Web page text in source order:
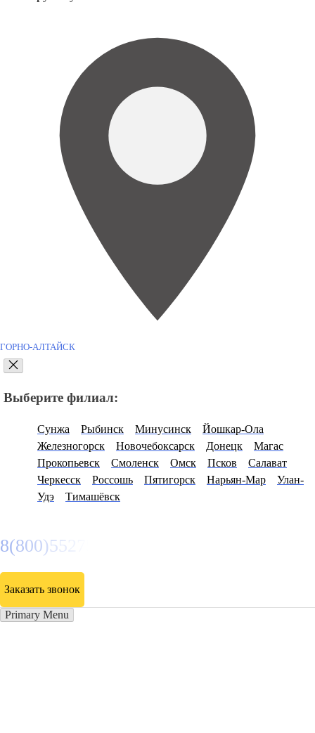
ГОРНО-АЛТАЙСК
Выберите филиал:
Сунжа Рыбинск Минусинск
Йошкар-Ола
Железногорск
Новочебоксарск Донецк
Магас
Прокопьевск
Смоленск Омск Псков
Салават
Черкесск
Россошь Пятигорск Нарьян-Мар
Улан-
Удэ
Тимашёвск
8(800)5527584
Заказать звонок
Primary Menu